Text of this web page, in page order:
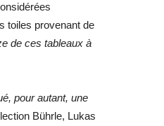
toiles provenant de
de ces tableaux à
pour autant, une
Bührle, Lukas